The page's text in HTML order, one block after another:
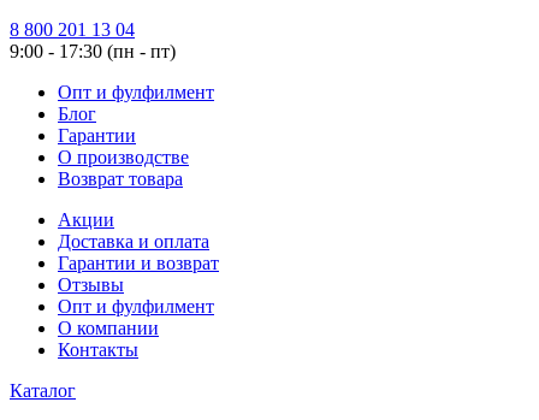
8 800 201 13 04
9:00 - 17:30 (пн - пт)
Опт и фулфилмент
Блог
Гарантии
О производстве
Возврат товара
Акции
Доставка и оплата
Гарантии и возврат
Отзывы
Опт и фулфилмент
О компании
Контакты
Каталог